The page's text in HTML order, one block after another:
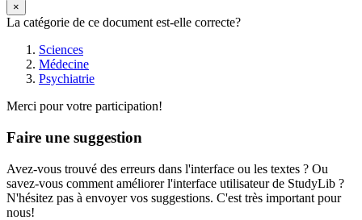
×
La catégorie de ce document est-elle correcte?
Sciences
Médecine
Psychiatrie
Merci pour votre participation!
Faire une suggestion
Avez-vous trouvé des erreurs dans l'interface ou les textes ? Ou
savez-vous comment améliorer l'interface utilisateur de StudyLib ?
N'hésitez pas à envoyer vos suggestions. C'est très important pour
nous!